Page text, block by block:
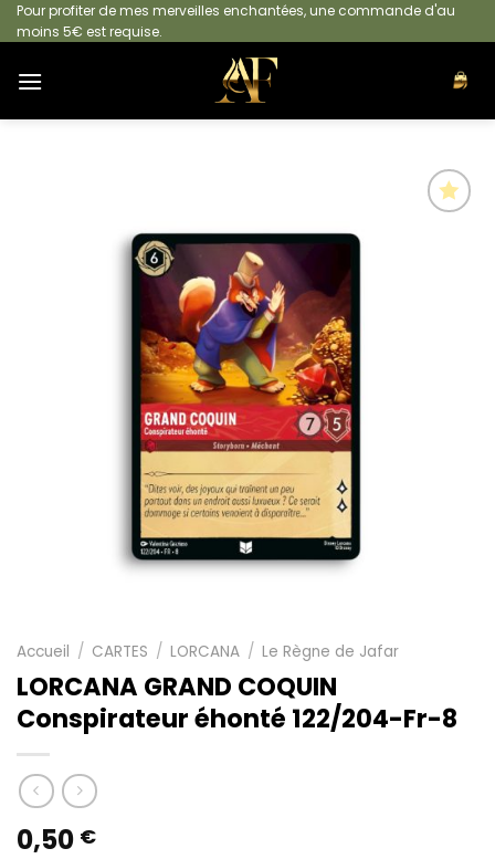
Passer
au
contenu
Pour profiter de mes merveilles enchantées, une commande d'au
moins 5€ est requise.
Accueil / CARTES / LORCANA / Le Règne de Jafar
LORCANA GRAND COQUIN
Conspirateur éhonté 122/204-Fr-8
0,50 €